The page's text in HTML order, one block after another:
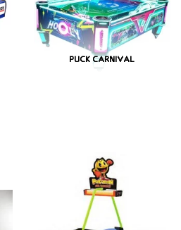
PUCK CARNIVAL